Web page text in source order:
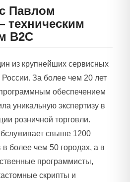
Павлом
B2C
из крупнейших сервисных
России. За более чем 20 лет
обеспечением
уникальную экспертизу в
розничной торговли.
свыше 1200
более чем 50 городах, а в
программисты,
скрипты и